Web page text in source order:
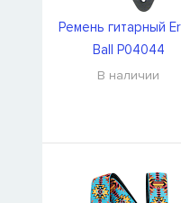
Ремень гитарный
Ball P04044
В наличии